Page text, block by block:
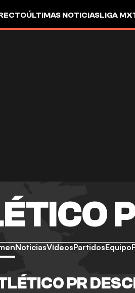
ÚLTIMAS NOTICIASLIGA MX
NoticiasVídeosPartidosEquipo
PR